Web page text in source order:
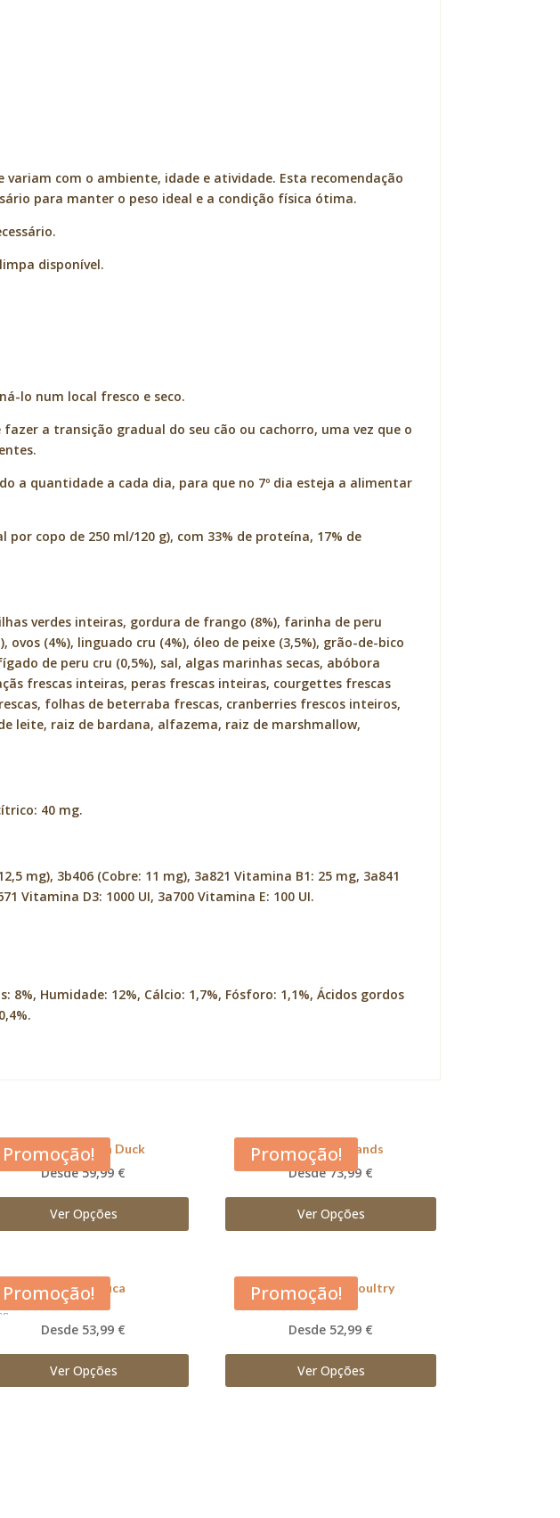
variam com o ambiente, idade e atividade. Esta recomendação
para manter o peso ideal e a condição física ótima.
disponível.
lo num local fresco e seco.
a transição gradual do seu cão ou cachorro, uma vez que o
a quantidade a cada dia, para que no 7º dia esteja a alimentar
por copo de 250 ml/120 g), com 33% de proteína, 17% de
verdes inteiras, gordura de frango (8%), farinha de peru
(4%), linguado cru (4%), óleo de peixe (3,5%), grão-de-bico
de peru cru (0,5%), sal, algas marinhas secas, abóbora
frescas inteiras, peras frescas inteiras, courgettes frescas
folhas de beterraba frescas, cranberries frescos inteiros,
leite, raiz de bardana, alfazema, raiz de marshmallow,
40 mg.
mg), 3b406 (Cobre: 11 mg), 3a821 Vitamina B1: 25 mg, 3a841
Vitamina D3: 1000 UI, 3a700 Vitamina E: 100 UI.
Humidade: 12%, Cálcio: 1,7%, Fósforo: 1,1%, Ácidos gordos
Promoção!
Acana Free Run Duck
Desde 59,99 €
Ver Opções
Promoção!
Acana Grasslands
Desde 73,99 €
Ver Opções
Promoção!
Acana Pacifica
5
Desde 53,99 €
Ver Opções
Promoção!
Acana Prairie Poultry
Desde 52,99 €
Ver Opções